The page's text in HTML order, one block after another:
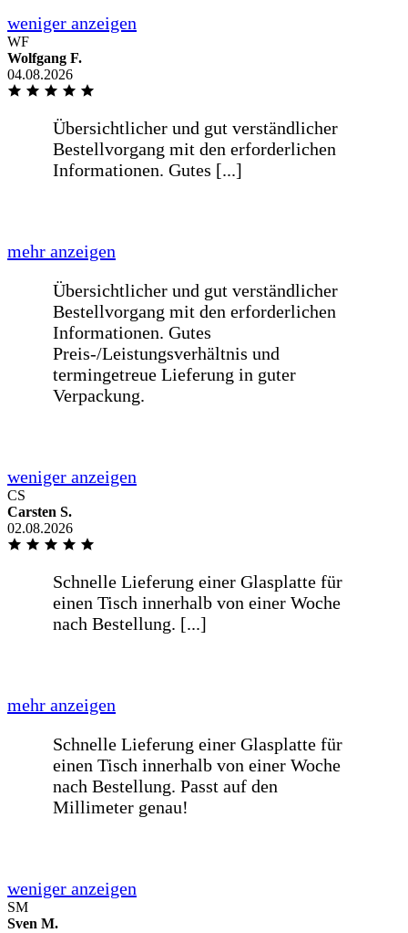
WF
Wolfgang F.
04.08.2026
CS
Carsten S.
02.08.2026
SM
Sven M.
Vergleich zur selbstkonfigurierten
Glasscheibe von Euch viel zu teuer
war.Ich habe mich auf Eurer Website
richtig wo
weniger anzeigen
Folie auf den Glasplatten, [...]
mehr anzeigen
Alles sehr gut abgelaufen, Bis auf die
Verpackung der Gläser. Es war keinerlei
Folie auf den Glasplatten, und dies fand
ich ein bisschen gewagt.
Prompte einwandfreie preiswerte
Wie immer sehr schnelle Lieferung
Danke
Wie immer sehr schnelle Lieferung